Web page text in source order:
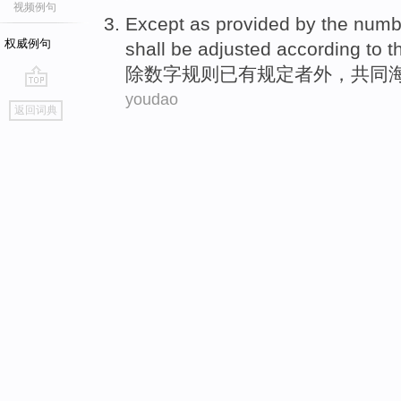
视频例句
权威例句
go
top
返回词典
Except as provided by the
shall be adjusted according to
除数字规则 已有规定者外，共同
youdao